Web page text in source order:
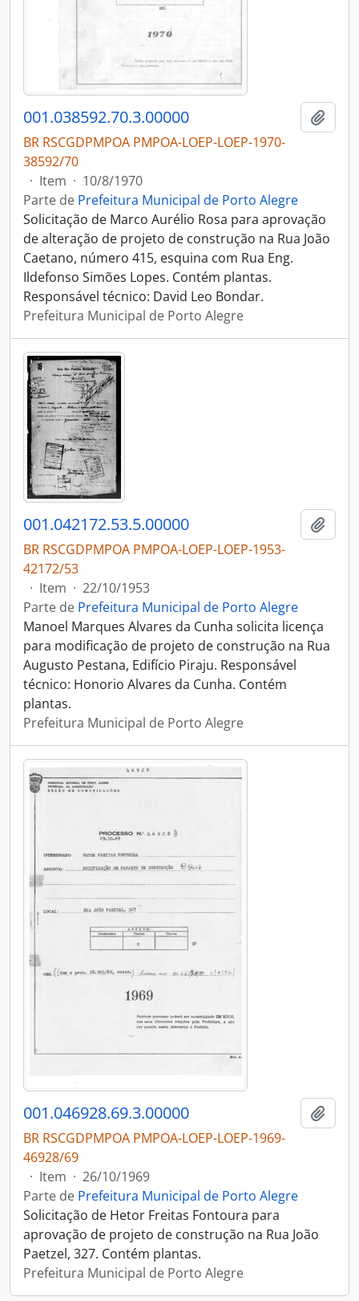
001.038592.70.3.00000
BR RSCGDPMPOA PMPOA-LOEP-LOEP-1970-
38592/70
· Item · 10/8/1970
Parte de Prefeitura Municipal de Porto Alegre
Solicitação de Marco Aurélio Rosa para aprovação
de alteração de projeto de construção na Rua João
Caetano, número 415, esquina com Rua Eng.
Ildefonso Simões Lopes. Contém plantas.
Responsável técnico: David Leo Bondar.
Prefeitura Municipal de Porto Alegre
001.042172.53.5.00000
BR RSCGDPMPOA PMPOA-LOEP-LOEP-1953-
42172/53
· Item · 22/10/1953
Parte de Prefeitura Municipal de Porto Alegre
Manoel Marques Alvares da Cunha solicita licença
para modificação de projeto de construção na Rua
Augusto Pestana, Edifício Piraju. Responsável
técnico: Honorio Alvares da Cunha. Contém
plantas.
Prefeitura Municipal de Porto Alegre
001.046928.69.3.00000
BR RSCGDPMPOA PMPOA-LOEP-LOEP-1969-
46928/69
· Item · 26/10/1969
Parte de Prefeitura Municipal de Porto Alegre
Solicitação de Hetor Freitas Fontoura para
aprovação de projeto de construção na Rua João
Paetzel, 327. Contém plantas.
Prefeitura Municipal de Porto Alegre